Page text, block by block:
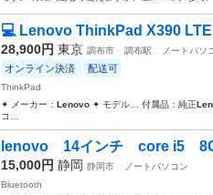
💻 Lenovo ThinkPad X390
28,900円 東京 調布市 調布駅 ノートパソ
オンライン決済 配送可
ThinkPad
✦ メーカー： Lenovo ✦ モデル… 付属品：純正
コ…
lenovo 14インチ core i5
15,000円 静岡 静岡市
ノートパソコン
Bluetooth